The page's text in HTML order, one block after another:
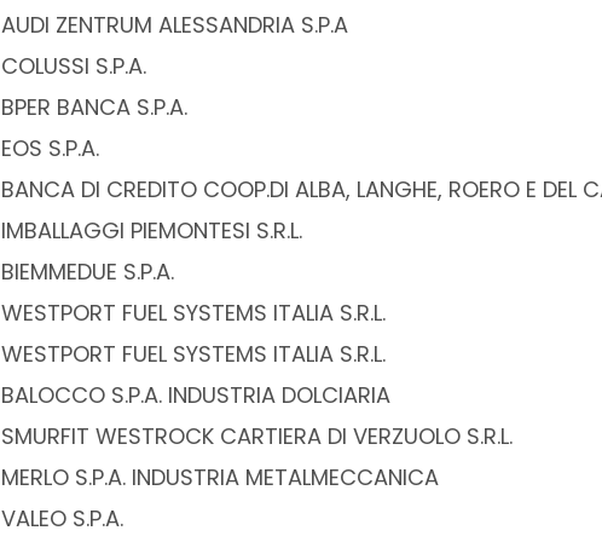
AUDI ZENTRUM ALESSANDRIA S.P.A
COLUSSI S.P.A.
BPER BANCA S.P.A.
EOS S.P.A.
BANCA DI CREDITO COOP.DI ALBA, LANGHE, ROERO E DEL
IMBALLAGGI PIEMONTESI S.R.L.
BIEMMEDUE S.P.A.
WESTPORT FUEL SYSTEMS ITALIA S.R.L.
WESTPORT FUEL SYSTEMS ITALIA S.R.L.
BALOCCO S.P.A. INDUSTRIA DOLCIARIA
SMURFIT WESTROCK CARTIERA DI VERZUOLO S.R.L.
MERLO S.P.A. INDUSTRIA METALMECCANICA
VALEO S.P.A.